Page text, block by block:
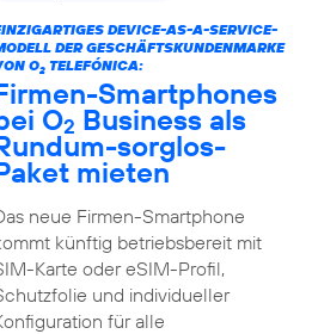
DEVICE-AS-A-SERVICE-
DER GESCHÄFTSKUNDENMARKE
O2TELEFÓNICA:
Smartphones
O2 Business als
sorglos-
mieten
neue Firmen-Smartphone
künftig betriebsbereit mit
Karte oder eSIM-Profil,
und individueller
für alle